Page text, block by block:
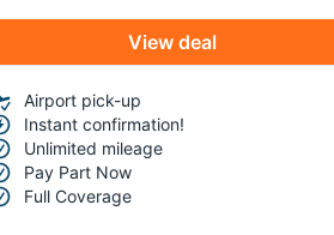
View deal
Airport pick-up
Instant confirmation!
Unlimited mileage
Pay Part Now
Full Coverage